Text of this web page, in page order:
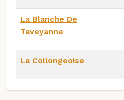
La Blanche De
Taveyanne
La Collongeoise